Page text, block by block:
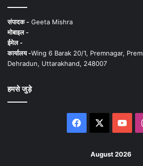
संपादक - Geeta Mishra
मोबाइल -
ईमेल -
कार्यालय -Wing 6 Barak 20/1, Premnagar,
Dehradun, Uttarakhand, 248007
हमसे जुड़े
Facebook
August 2026